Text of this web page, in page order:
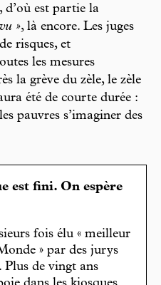
d’où est partie la
», là encore. Les juges
risques, et
les mesures
la grève du zèle, le zèle
été de courte durée :
pauvres s’imaginer des
est fini. On espère
fois élu « meilleur
» par des jurys
de vingt ans